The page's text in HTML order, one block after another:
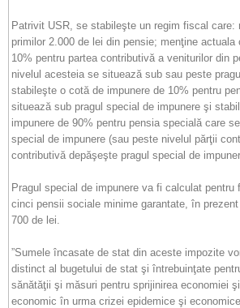
Patrivit USR, se stabileşte un regim fiscal care:
primilor 2.000 de lei din pensie; menţine actuala
10% pentru partea contributivă a veniturilor din
nivelul acesteia se situează sub sau peste
stabileşte o cotă de impunere de 10% pentru
situează sub pragul special de impunere şi
impunere de 90% pentru pensia specială care
special de impunere (sau peste nivelul părţii
contributivă depăşeşte pragul special de
Pragul special de impunere va fi calculat pentru
cinci pensii sociale minime garantate, în
700 de lei.
”Sumele încasate de stat din aceste impozite
distinct al bugetului de stat şi întrebuinţate
sănătăţii şi măsuri pentru sprijinirea economiei
economic în urma crizei epidemice şi